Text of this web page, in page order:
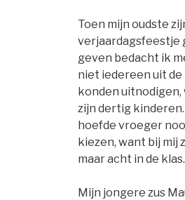
Toen mijn oudste
verjaardagsfeestje
geven bedacht ik
niet iedereen uit de
konden uitnodigen,
zijn dertig
hoefde vroeger
kiezen, want bij mij
maar acht in de klas.
Mijn jongere zus